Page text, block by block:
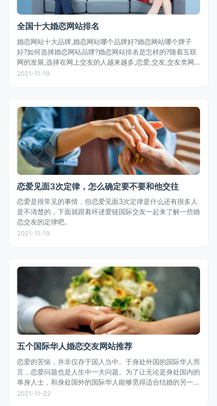
全国十大婚恋网站排名
婚恋网站十大品牌,婚恋网站哪个品牌好?婚恋网站哪个牌子
好?如何选择婚恋网站品牌?婚恋网站排名是怎样的?随着互联
网的发展,选择在网上交友的人越来越多,恋爱,交友,交友类网
站层出不穷,那么,究竟哪家婚恋网站更好,更让人放心?婚恋网
2021-11-19
恋爱见面3次定律，怎么确定要不要和他交往
恋爱是很常见的事情，但恋爱见面3次定律是什么还有很多人
是不清楚的，下面就跟着环逑爱链国际交友一起来了解一些婚
恋交友的定律吧。
2021-11-19
五个国际华人婚恋交友网站推荐
恋爱的苦恼，并非仅存于国人当中。于身处外国的国际华人而
言，恋爱问题也是人生中一大问题。为了让无论是身处国内的
单身人士，和身处国外的国际华人能够觅得适合结婚的另一
半，小编为大家推荐一些适合结缘的国际华人婚恋交友网站。
2021-11-22